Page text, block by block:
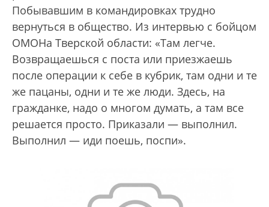
Побывавшим в командировках трудно
вернуться в общество. Из интервью с бойцом
ОМОНа Тверской области: «Там легче.
Возвращаешься с поста или приезжаешь
после операции к себе в кубрик, там одни и те
же пацаны, одни и те же люди. Здесь, на
гражданке, надо о многом думать, а там все
решается просто. Приказали — выполнил.
Выполнил — иди поешь, поспи».